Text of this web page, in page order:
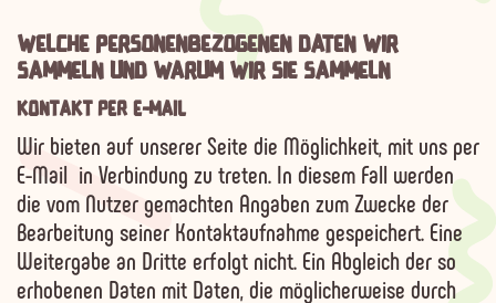
WELCHE PERSONENBEZOGENEN DATEN WIR
SAMMELN UND WARUM WIR SIE SAMMELN
KONTAKT PER E-MAIL
Wir bieten auf unserer Seite die Möglichkeit, mit uns per
E-Mail in Verbindung zu treten. In diesem Fall werden
die vom Nutzer gemachten Angaben zum Zwecke der
Bearbeitung seiner Kontaktaufnahme gespeichert. Eine
Weitergabe an Dritte erfolgt nicht. Ein Abgleich der so
erhobenen Daten mit Daten, die möglicherweise durch